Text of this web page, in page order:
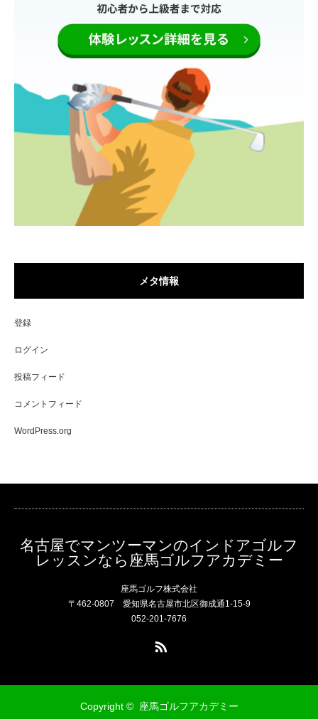
メタ情報
登録
ログイン
投稿フィード
コメントフィード
WordPress.org
名古屋でマンツーマンのインドアゴルフ
レッスンなら座馬ゴルフアカデミー
座馬ゴルフ株式会社
〒462-0807 愛知県名古屋市北区御成通1-15-9
052-201-7676
Copyright © 座馬ゴルフアカデミー